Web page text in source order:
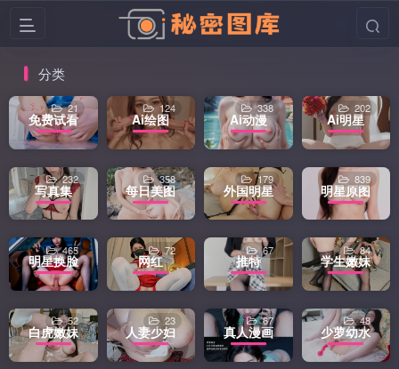
分类
免费试看
21
Ai绘图
124
Ai动漫
338
Ai明星
202
写真集
232
每日美图
358
外国明星
179
明星原图
839
明星换脸
465
网红
72
推特
67
学生嫩妹
84
白虎嫩妹
52
人妻少妇
23
真人漫画
67
少萝幼水
48